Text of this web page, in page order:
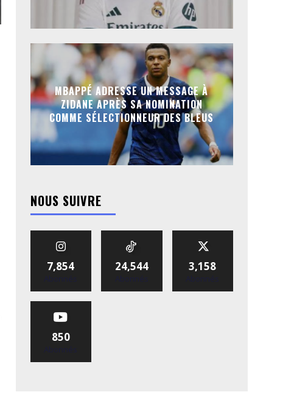
MBAPPÉ ADRESSE UN MESSAGE À
ZIDANE APRÈS SA NOMINATION
COMME SÉLECTIONNEUR DES BLEUS
NOUS SUIVRE
7,854
Abonnés
24,544
Abonnés
3,158
Abonnés
850
Abonnés